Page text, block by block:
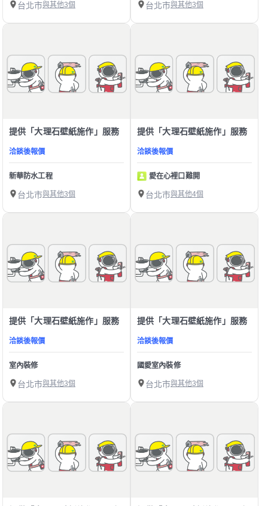
台北市與其他3個 台北市與其他3個
提供「大理石壁紙施作」服務
洽談後報價
新華防水工程
台北市與其他3個
提供「大理石壁紙施作」服務
洽談後報價
愛在心裡口難開
台北市與其他4個
提供「大理石壁紙施作」服務
洽談後報價
室內裝修
台北市與其他3個
提供「大理石壁紙施作」服務
洽談後報價
國愛室內裝修
台北市與其他3個